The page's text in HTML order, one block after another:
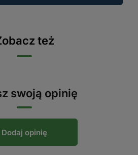
też
swoją opinię
Dodaj opinię